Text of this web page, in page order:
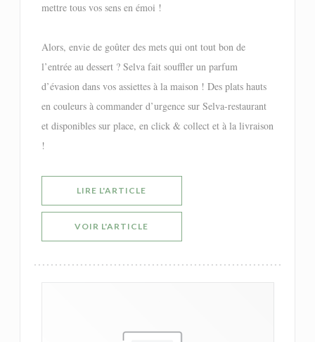
mettre tous vos sens en émoi !
Alors, envie de goûter des mets qui ont tout bon de
l’entrée au dessert ? Selva fait souffler un parfum
d’évasion dans vos assiettes à la maison ! Des plats hauts
en couleurs à commander d’urgence sur Selva-restaurant
et disponibles sur place, en click & collect et à la livraison
!
LIRE L'ARTICLE
VOIR L'ARTICLE